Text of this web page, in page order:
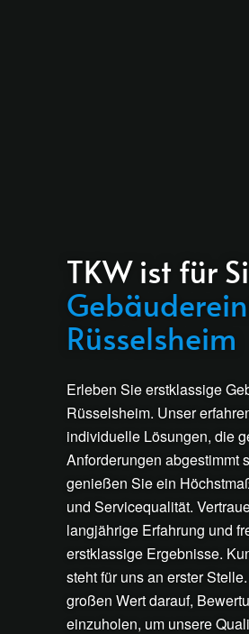
TKW ist für
Rüsselsheim
Erleben Sie erstklassige
Rüsselsheim. Unser
individuelle Lösungen, die
Anforderungen abgestimmt
genießen Sie ein
und Servicequalität.
langjährige Erfahrung und
erstklassige Ergebnisse.
steht für uns an erster
großen Wert darauf,
einzuholen, um unsere